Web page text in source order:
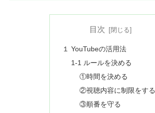
目次
１ YouTubeの活用法
1-1 ルールを決める
①時間を決める
②視聴内容に制限をする
③順番を守る